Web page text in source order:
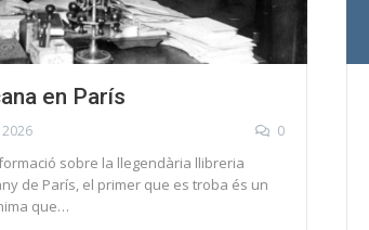
en París
0
sobre la llegendària llibreria
de París, el primer que es troba és un
que…